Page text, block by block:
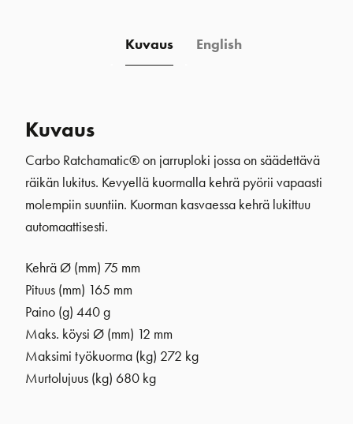
Kuvaus English
Kuvaus
Carbo Ratchamatic® on jarruploki jossa on säädettävä
räikän lukitus. Kevyellä kuormalla kehrä pyörii vapaasti
molempiin suuntiin. Kuorman kasvaessa kehrä lukittuu
automaattisesti.
Kehrä Ø (mm) 75 mm
Pituus (mm) 165 mm
Paino (g) 440 g
Maks. köysi Ø (mm) 12 mm
Maksimi työkuorma (kg) 272 kg
Murtolujuus (kg) 680 kg